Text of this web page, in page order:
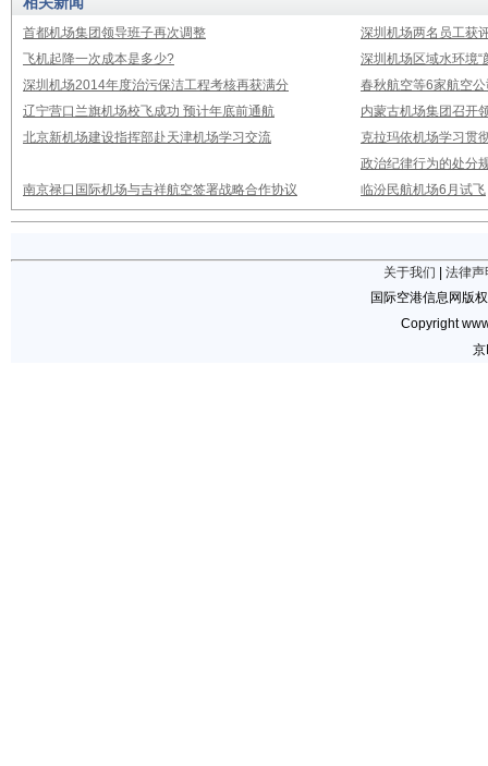
首都机场集团领导班子再次调整
深圳机场两名员工获
飞机起降一次成本是多少?
深圳机场区域水环境“
深圳机场2014年度治污保洁工程考核再获满分
春秋航空等6家航空
辽宁营口兰旗机场校飞成功 预计年底前通航
内蒙古机场集团召开
北京新机场建设指挥部赴天津机场学习交流
克拉玛依机场学习贯
政治纪律行为的处分
南京禄口国际机场与吉祥航空签署战略合作协议
临汾民航机场6月试飞
关于我们
法律声
国际空港信息网版
Copyright